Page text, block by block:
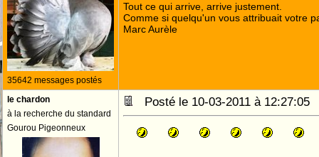
35642 messages postés
Tout ce qui arrive, arrive justement.
Comme si quelqu'un vous attribuait votre
Marc Aurèle
le chardon
à la recherche du standard
Gourou Pigeonneux
Posté le 10-03-2011 à